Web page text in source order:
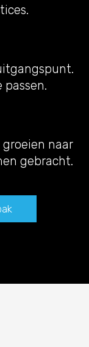
passen.
naar
gebracht.